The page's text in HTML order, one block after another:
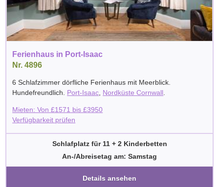
Ferienhaus in Port-Isaac
Nr. 4896
6 Schlafzimmer dörfliche Ferienhaus mit Meerblick.
Hundefreundlich. Port-Isaac Nordküste Cornwall
Mieten: Von£1571 bis£3950
Verfügbarkeit prüfen
Schlafplatz für 11 + 2 Kinderbetten
An-/Abreisetag am: Samstag
Details ansehen